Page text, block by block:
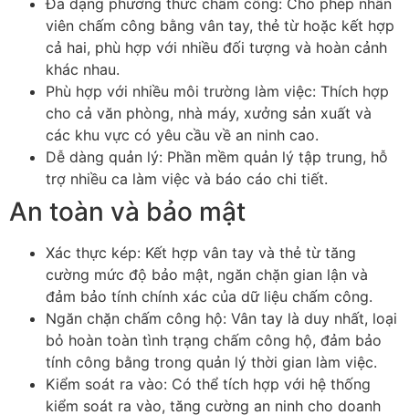
Đa dạng phương thức chấm công: Cho phép nhân
viên chấm công bằng vân tay, thẻ từ hoặc kết hợp
cả hai, phù hợp với nhiều đối tượng và hoàn cảnh
khác nhau.
Phù hợp với nhiều môi trường làm việc: Thích hợp
cho cả văn phòng, nhà máy, xưởng sản xuất và
các khu vực có yêu cầu về an ninh cao.
Dễ dàng quản lý: Phần mềm quản lý tập trung, hỗ
trợ nhiều ca làm việc và báo cáo chi tiết.
An toàn và bảo mật
Xác thực kép: Kết hợp vân tay và thẻ từ tăng
cường mức độ bảo mật, ngăn chặn gian lận và
đảm bảo tính chính xác của dữ liệu chấm công.
Ngăn chặn chấm công hộ: Vân tay là duy nhất, loại
bỏ hoàn toàn tình trạng chấm công hộ, đảm bảo
tính công bằng trong quản lý thời gian làm việc.
Kiểm soát ra vào: Có thể tích hợp với hệ thống
kiểm soát ra vào, tăng cường an ninh cho doanh